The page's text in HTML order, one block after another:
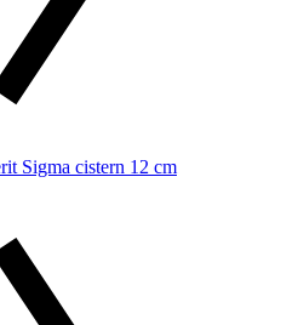
Sigma cistern 12 cm